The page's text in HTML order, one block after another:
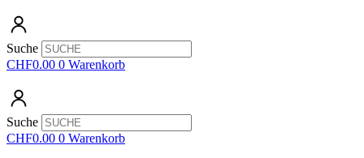
Suche
CHF0.00 0 Warenkorb
Suche
CHF0.00 0 Warenkorb